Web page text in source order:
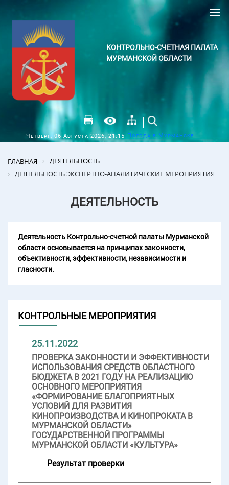
КОНТРОЛЬНО-СЧЕТНАЯ ПАЛАТА
МУРМАНСКОЙ ОБЛАСТИ
Четверг, 06 Августа 2026, 21:15 Погода в Мурманске
ГЛАВНАЯ
ДЕЯТЕЛЬНОСТЬ
ДЕЯТЕЛЬНОСТЬ ЭКСПЕРТНО-АНАЛИТИЧЕСКИЕ МЕРОПРИЯТИЯ
ДЕЯТЕЛЬНОСТЬ
Деятельность Контрольно-счетной палаты Мурманской
области основывается на принципах законности,
объективности, эффективности, независимости и
гласности.
КОНТРОЛЬНЫЕ МЕРОПРИЯТИЯ
25.11.2022
ПРОВЕРКА ЗАКОННОСТИ И ЭФФЕКТИВНОСТИ
ИСПОЛЬЗОВАНИЯ СРЕДСТВ ОБЛАСТНОГО
БЮДЖЕТА В 2021 ГОДУ НА РЕАЛИЗАЦИЮ
ОСНОВНОГО МЕРОПРИЯТИЯ
«ФОРМИРОВАНИЕ БЛАГОПРИЯТНЫХ
УСЛОВИЙ ДЛЯ РАЗВИТИЯ
КИНОПРОИЗВОДСТВА И КИНОПРОКАТА В
МУРМАНСКОЙ ОБЛАСТИ»
ГОСУДАРСТВЕННОЙ ПРОГРАММЫ
МУРМАНСКОЙ ОБЛАСТИ «КУЛЬТУРА»
Результат проверки